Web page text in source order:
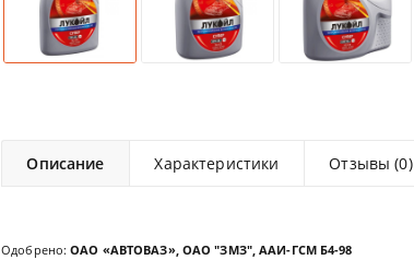
Описание Характеристики Отзывы (0)
Одобрено: ОАО «АВТОВАЗ», ОАО "ЗМЗ", ААИ-ГСМ Б4-98